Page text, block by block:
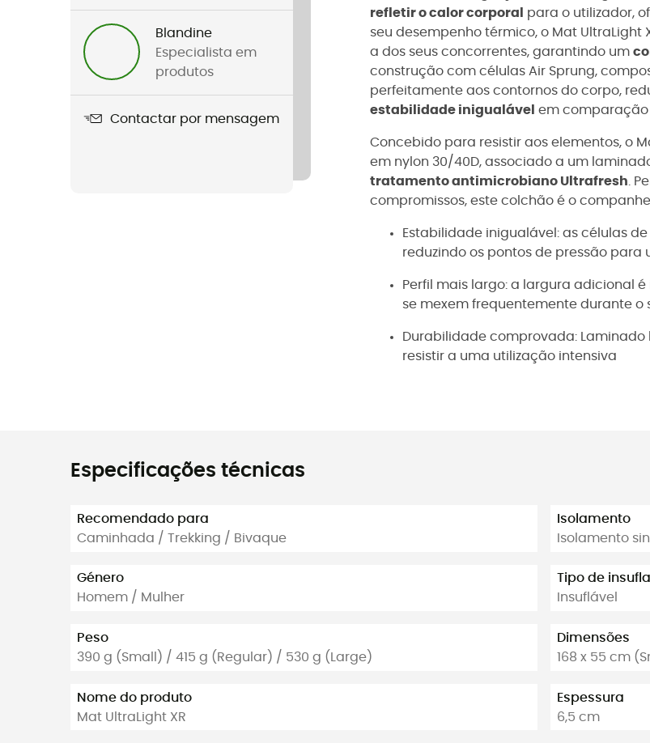
Blandine
Especialista em
produtos
Contactar por mensagem
refletir o calor corporal
para o utilizador,
seu desempenho térmico, o Mat UltraLight
a dos seus concorrentes, garantindo um
construção com células Air Sprung,
perfeitamente aos contornos do corpo,
estabilidade inigualável em comparação
Concebido para resistir aos elementos, o
em nylon 30/40D, associado a um
tratamento antimicrobiano Ultrafresh .
compromissos, este colchão é o
Estabilidade inigualável: as células
reduzindo os pontos de pressão para
Perfil mais largo: a largura adicional
se mexem frequentemente durante o
Durabilidade comprovada: Laminado
resistir a uma utilização intensiva
Especificações técnicas
Recomendado para
Caminhada / Trekking / Bivaque
Género
Homem / Mulher
Peso
390 g (Small) / 415 g (Regular) / 530 g (Large)
Nome do produto
Mat UltraLight XR
Isolamento
Isolamento
Tipo de
Insuflável
Dimensões
168 x 55 cm
Espessura
6,5 cm